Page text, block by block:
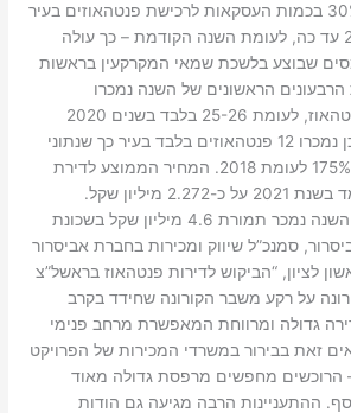
שקל. זינוק של כמעט 30% בכמות העסקאות לרכישת פנטהאוזים בעיר
ראשון לציון בשנת 2021 עד כה, לעומת השנה הקודמת – כך עולה
שבוצע בלשכת שמאי המקרקעין בראשות
הראשונים של השנה נמכרו
בראשל”צ 33 דירות פנטהאוז, לעומת 25-26 בלבד בשנים 2020
ו-2019. בשנה קודם לכן נמכרו 12 פנטהאוזים בלבד בעיר כך שנתוני
2021 מהווים זינוק של 175% לעומת 2018. המחיר הממוצע לדירת
פנטהאוז בראשל”צ עומד בשנת 2021 על כ-2.272 מיליון שקל.
הפנטהאוז היקר ביותר השנה נמכר תמורת 4.6 מיליון שקל בשכונת
סמנכ”ל שיווק ומכירות בחברת אביסרור
לציון, “הביקוש לדירות פנטהאוז בראשל”צ
על רקע משבר הקורונה שחידד בקרב
גדולה ומרווחת המאפשרת מרחב פנימי
זאת בבירור במשרדי המכירות של הפרויקט
– הרוכשים מחפשים מרפסת גדולה מאוד
ההתעניינות הרבה מגיעה גם הודות